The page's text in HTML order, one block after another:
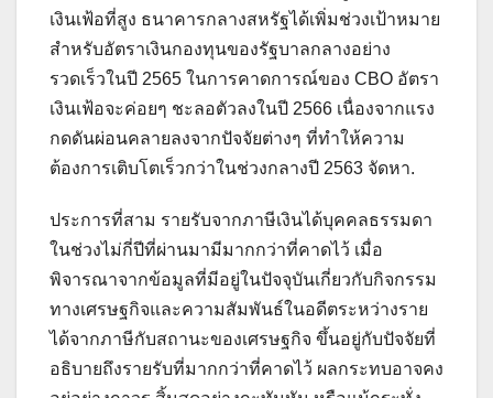
เงินเฟ้อที่สูง ธนาคารกลางสหรัฐได้เพิ่มช่วงเป้าหมาย
สำหรับอัตราเงินกองทุนของรัฐบาลกลางอย่าง
รวดเร็วในปี 2565 ในการคาดการณ์ของ CBO อัตรา
เงินเฟ้อจะค่อยๆ ชะลอตัวลงในปี 2566 เนื่องจากแรง
กดดันผ่อนคลายลงจากปัจจัยต่างๆ ที่ทำให้ความ
ต้องการเติบโตเร็วกว่าในช่วงกลางปี ​​2563 จัดหา.
ประการที่สาม รายรับจากภาษีเงินได้บุคคลธรรมดา
ในช่วงไม่กี่ปีที่ผ่านมามีมากกว่าที่คาดไว้ เมื่อ
พิจารณาจากข้อมูลที่มีอยู่ในปัจจุบันเกี่ยวกับกิจกรรม
ทางเศรษฐกิจและความสัมพันธ์ในอดีตระหว่างราย
ได้จากภาษีกับสถานะของเศรษฐกิจ ขึ้นอยู่กับปัจจัยที่
อธิบายถึงรายรับที่มากกว่าที่คาดไว้ ผลกระทบอาจคง